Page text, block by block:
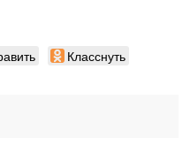
Класснуть